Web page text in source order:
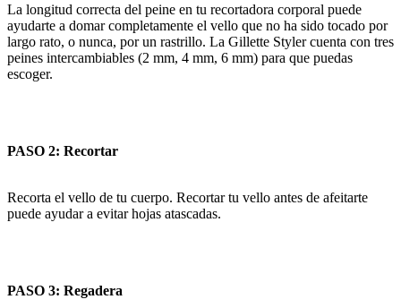
La longitud correcta del peine en tu recortadora corporal puede
ayudarte a domar completamente el vello que no ha sido tocado por
largo rato, o nunca, por un rastrillo. La Gillette Styler cuenta con tres
peines intercambiables (2 mm, 4 mm, 6 mm) para que puedas
escoger.
PASO 2: Recortar
Recorta el vello de tu cuerpo. Recortar tu vello antes de afeitarte
puede ayudar a evitar hojas atascadas.
PASO 3: Regadera